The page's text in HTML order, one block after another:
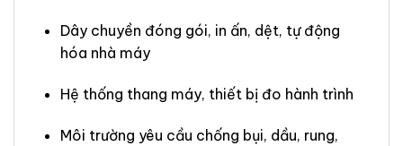
Dây chuyền đóng gói, in ấn, dệt, tự động
hóa nhà máy
Hệ thống thang máy, thiết bị đo hành trình
Môi trường yêu cầu chống bụi, dầu, rung,